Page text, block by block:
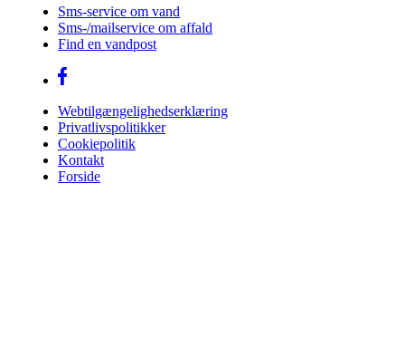
Sms-service om vand
Sms-/mailservice om affald
Find en vandpost
Webtilgængelighedserklæring
Privatlivspolitikker
Cookiepolitik
Kontakt
Forside